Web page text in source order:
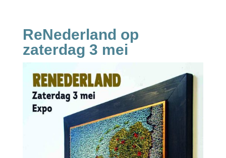
ReNederland op
zaterdag 3 mei